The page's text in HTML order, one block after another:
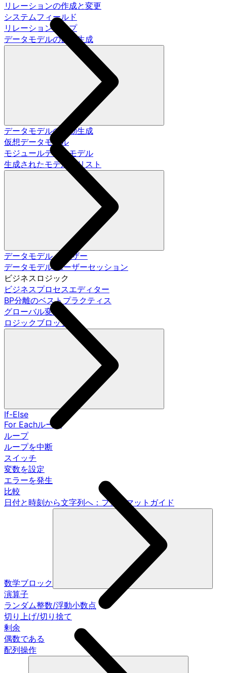
リレーションの作成と変更
システムフィールド
リレーションタイプ
データモデルの自動生成
データモデルの自動生成
仮想データモデル
モジュールデータモデル
生成されたモデルのリスト
データモデル ユーザー
データモデル ユーザーセッション
ビジネスロジック
ビジネスプロセスエディター
BP分離のベストプラクティス
グローバル変数
ロジックブロック
If-Else
For Eachループ
ループ
ループを中断
スイッチ
変数を設定
エラーを発生
比較
日付と時刻から文字列へ：フォーマットガイド
数学ブロック
演算子
ランダム整数/浮動小数点
切り上げ/切り捨て
剰余
偶数である
配列操作